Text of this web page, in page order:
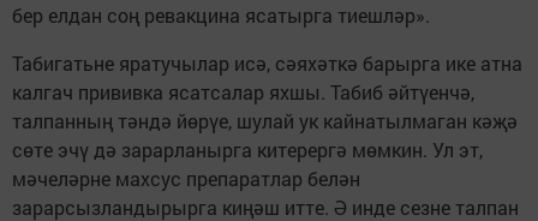
бер елдан соң ревакцина ясатырга тиешләр».
Табигатьне яратучылар исә, сәяхәткә барырга ике атна
калгач прививка ясатсалар яхшы. Табиб әйтүенчә,
талпанның тәндә йөрүе, шулай ук кайнатылмаган кәҗә
сөте эчү дә зарарланырга китерергә мөмкин. Ул эт,
мәчеләрне махсус препаратлар белән
зарарсызландырырга киңәш итте. Ә инде сезне талпан